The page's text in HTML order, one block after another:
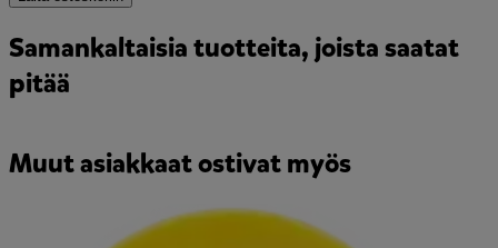
Samankaltaisia tuotteita, joista saatat
pitää
Muut asiakkaat ostivat myös